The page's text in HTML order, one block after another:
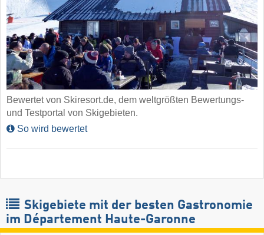
Bewertet von Skiresort.de, dem weltgrößten Bewertungs-
und Testportal von Skigebieten.
So wird bewertet
Skigebiete mit der besten Gastronomie
im Département Haute-Garonne